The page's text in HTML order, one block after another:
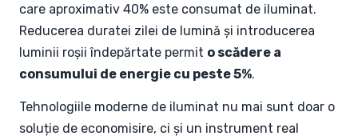
care aproximativ 40% este consumat de iluminat.
Reducerea duratei zilei de lumină și introducerea
luminii roșii îndepărtate permit o scădere a
consumului de energie cu peste 5%.
Tehnologiile moderne de iluminat nu mai sunt doar o
soluție de economisire, ci și un instrument real